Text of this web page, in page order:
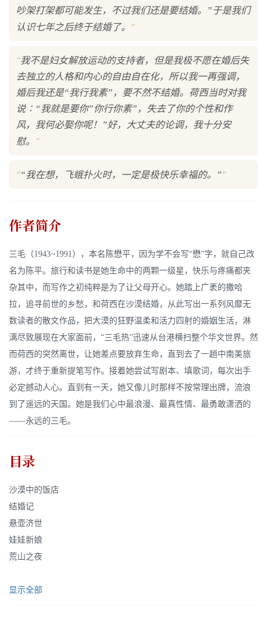
吵架打架都可能发生，不过我们还是要结婚。”于是我们
认识七年之后终于结婚了。
"
"我不是妇女解放运动的支持者，但是我极不愿在婚后失
去独立的人格和内心的自由自在化，所以我一再强调，
婚后我还是“我行我素”，要不然不结婚。荷西当时对我
说∶“我就是要你”你行你素”，失去了你的个性和作
风，我何必娶你呢！”好，大丈夫的论调，我十分安
慰。
"
"“我在想，飞蛾扑火时，一定是极快乐幸福的。”"
作者简介
三毛（1943~1991），本名陈懋平，因为学不会写“懋”字，就自己改
名为陈平。旅行和读书是她生命中的两颗一级星，快乐与疼痛都夹
杂其中，而写作之初纯粹是为了让父母开心。她踏上广袤的撒哈
拉，追寻前世的乡愁，和荷西在沙漠结婚，从此写出一系列风靡无
数读者的散文作品，把大漠的狂野温柔和活力四射的婚姻生活，淋
漓尽致展现在大家面前，“三毛热”迅速从台港横扫整个华文世界。然
而荷西的突然离世，让她差点要放弃生命，直到去了一趟中南美旅
游，才终于重新提笔写作。接着她尝试写剧本、填歌词，每次出手
必定撼动人心。直到有一天，她又像儿时那样不按常理出牌，流浪
到了遥远的天国。她是我们心中最浪漫、最真性情、最勇敢潇洒的
——永远的三毛。
目录
沙漠中的饭店
结婚记
悬壶济世
娃娃新娘
荒山之夜
显示全部